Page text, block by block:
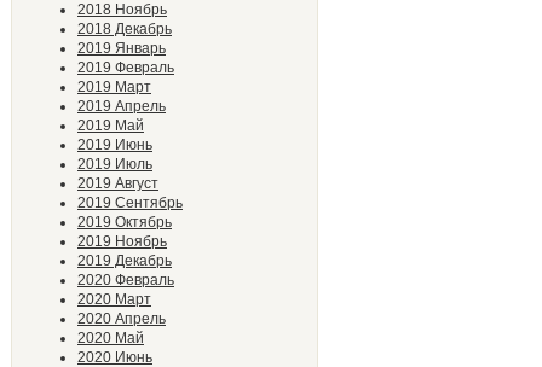
2018 Ноябрь
2018 Декабрь
2019 Январь
2019 Февраль
2019 Март
2019 Апрель
2019 Май
2019 Июнь
2019 Июль
2019 Август
2019 Сентябрь
2019 Октябрь
2019 Ноябрь
2019 Декабрь
2020 Февраль
2020 Март
2020 Апрель
2020 Май
2020 Июнь